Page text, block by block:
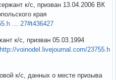
к/с, призван 13.04.2006 ВК
края
… 27#t436427
к/с, призван 05.03.1994
http://voinodel.livejournal.com/23755.h
к/с, данных о месте призыва